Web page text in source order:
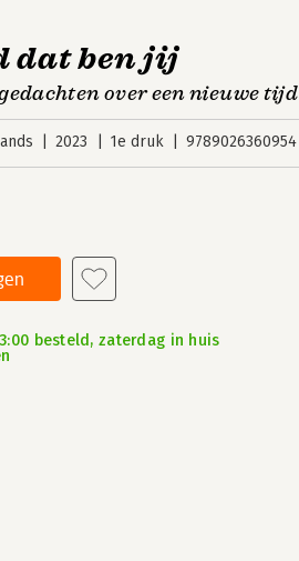
dat ben jij
over een nieuwe tijd
2023 1e druk 9789026360954
besteld, zaterdag in huis